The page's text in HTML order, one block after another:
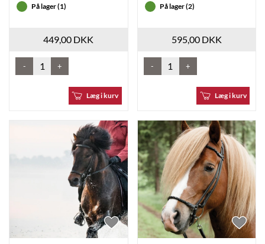
På lager (1)
449,00 DKK
- +
Læg i kurv
På lager (2)
595,00 DKK
- +
Læg i kurv